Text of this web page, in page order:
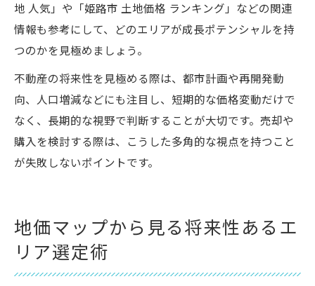
地 人気」や「姫路市 土地価格 ランキング」などの関連
情報も参考にして、どのエリアが成長ポテンシャルを持
つのかを見極めましょう。
不動産の将来性を見極める際は、都市計画や再開発動
向、人口増減などにも注目し、短期的な価格変動だけで
なく、長期的な視野で判断することが大切です。売却や
購入を検討する際は、こうした多角的な視点を持つこと
が失敗しないポイントです。
地価マップから見る将来性あるエ
リア選定術